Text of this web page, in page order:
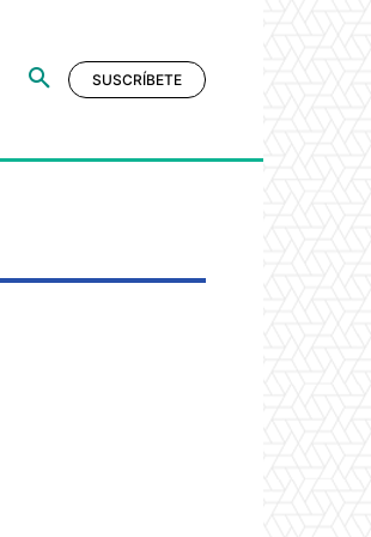
SUSCRÍBETE